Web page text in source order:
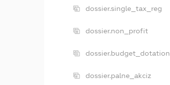
dossier.single_tax_reg
dossier.non_profit
dossier.budget_dotation
dossier.palne_akciz